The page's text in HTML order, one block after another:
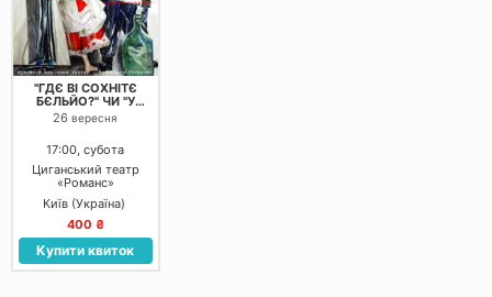
"ГДЄ ВІ СОХНІТЄ
БЄЛЬЙО?" ЧИ "У
КИЄВІ, НА ПОДОЛІ"
26вересня
17:00, субота
Циганський театр
«Романс»
Київ (Україна)
400 ₴
Купити квиток